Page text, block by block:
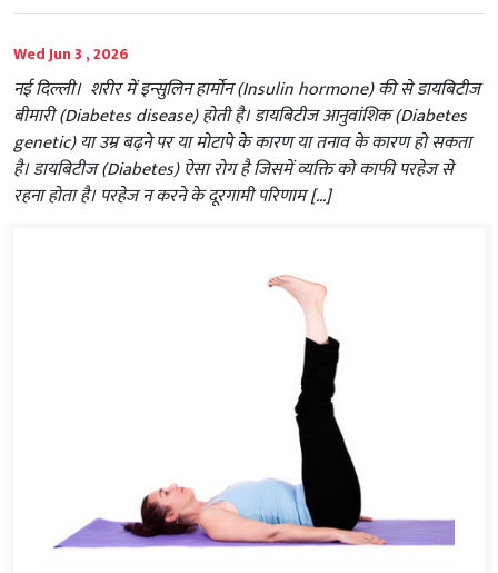
Wed Jun 3 , 2026
नई दिल्ली। शरीर में इन्सुलिन हार्मोन (Insulin hormone) की से डायबिटीज
बीमारी (Diabetes disease) होती है। डायबिटीज आनुवांशिक (Diabetes
genetic) या उम्र बढ़ने पर या मोटापे के कारण या तनाव के कारण हो सकता
है। डायबिटीज (Diabetes) ऐसा रोग है जिसमें व्यक्ति को काफी परहेज से
रहना होता है। परहेज न करने के दूरगामी परिणाम […]